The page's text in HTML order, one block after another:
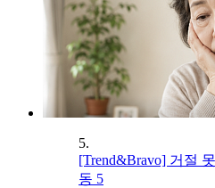
5.
[Trend&Bravo] 거절
동 5